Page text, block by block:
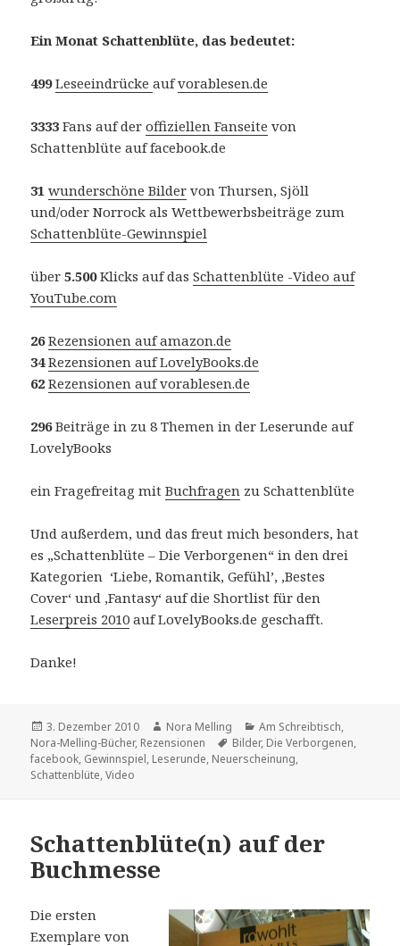
Ein Monat Schattenblüte, das bedeutet:
499 Leseeindrückeaufvorablesen.de
3333 Fans auf deroffiziellen Fanseite von
Schattenblüte auf facebook.de
31 wunderschöne Bilder von Thursen, Sjöll
und/oder Norrock als Wettbewerbsbeiträge zum
Schattenblüte-Gewinnspiel
über5.500Klicks auf dasSchattenblüte -Video auf
YouTube.com
26 Rezensionen auf amazon.de
34 Rezensionen auf LovelyBooks.de
62 Rezensionen auf vorablesen.de
296Beiträge in zu 8 Themen in der Leserunde auf
LovelyBooks
ein Fragefreitag mitBuchfragen zu Schattenblüte
Und außerdem, und das freut mich besonders, hat
es „Schattenblüte – Die Verborgenen“ in den drei
Kategorien ‘Liebe, Romantik, Gefühl’, ‚Bestes
Cover‘ und ‚Fantasy‘ auf die Shortlist für den
Leserpreis 2010 auf LovelyBooks.de geschafft.
Danke!
Veröffentlicht
am
3. Dezember 2010 Autor
Nora Melling Kategorien
Am Schreibtisch,
Nora-Melling-Bücher, Rezensionen Schlagwörter
Bilder, Die Verborgenen,
facebook, Gewinnspiel, Leserunde, Neuerscheinung,
Schattenblüte,Video
Schattenblüte(n) auf der
Buchmesse
Die ersten
Exemplare von